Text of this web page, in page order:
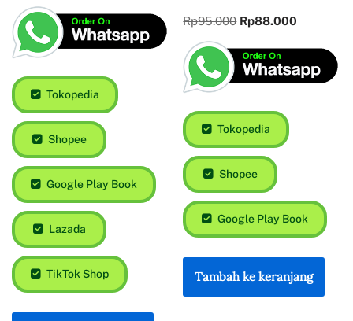
Tokopedia
Shopee
Google Play Book
Lazada
TikTok Shop
Rp95.000 Rp88.000
Tokopedia
Shopee
Google Play Book
Tambah ke keranjang